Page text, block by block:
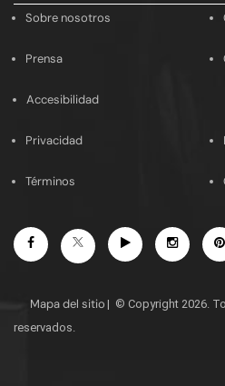
Sobre nosotros
Prensa
Accesibilidad
Privacidad
Términos
FacebookTwitterYoutube
Mapa del sitio | © Copyright 2026.
reservados.